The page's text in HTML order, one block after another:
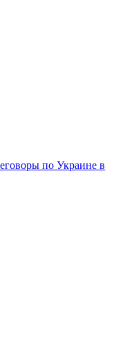
по Украине в